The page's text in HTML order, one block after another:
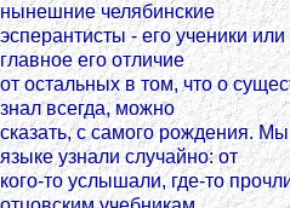
нынешние челябинские
эсперантисты - его ученики
главное его отличие
от остальных в том, что о
знал всегда, можно
сказать, с самого рождения.
языке узнали случайно: от
кого-то услышали, где-то